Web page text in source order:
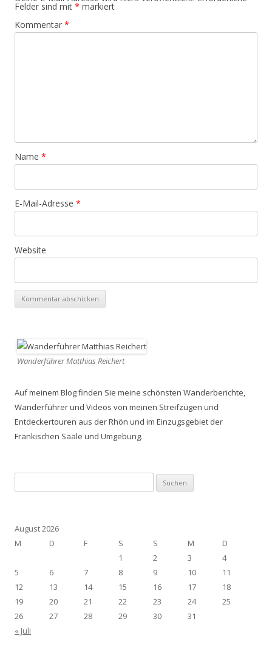
Felder sind mit * markiert
Kommentar *
Name *
E-Mail-Adresse *
Website
Wanderführer Matthias Reichert
Auf meinem Blog finden Sie meine schönsten Wanderberichte,
Wanderführer und Videos von meinen Streifzügen und
Entdeckertouren aus der Rhön und im Einzugsgebiet der
Fränkischen Saale und Umgebung.
nach:
August 2026
M
D F S S M
D
1
2 3
4
5
6 7 8 9 10
11
12
13 14 15 16 17
18
19
20 21 22 23 24
25
26
27 28 29 30
31
« Juli